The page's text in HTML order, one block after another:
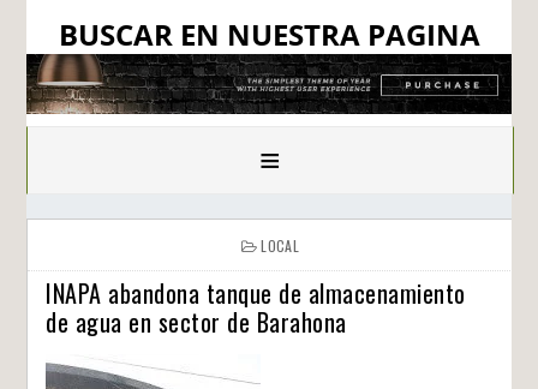
BUSCAR EN NUESTRA PAGINA
≡
LOCAL
INAPA abandona tanque de almacenamiento
de agua en sector de Barahona